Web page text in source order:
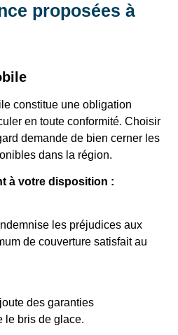
proposées à
constitue une obligation
en toute conformité. Choisir
demande de bien cerner les
dans la région.
à votre disposition :
les préjudices aux
de couverture satisfait au
des garanties
le bris de glace.